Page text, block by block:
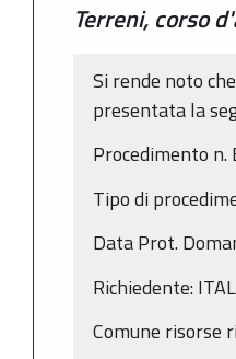
Terreni, corso
Si rende noto
presentata la
Procedimento n.
Tipo di
Data Prot.
Richiedente:
Comune risorse